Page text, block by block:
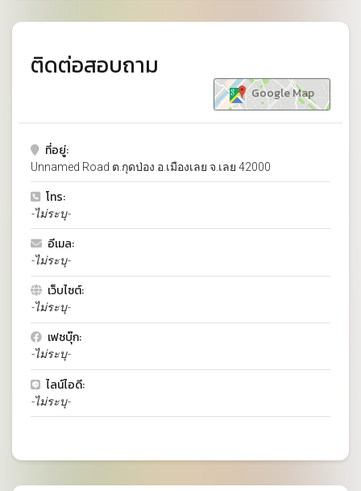
ติดต่อสอบถาม
Google Map
ที่อยู่:
Unnamed Road ต.กุดป่อง อ.เมืองเลย จ.เลย 42000
โทร:
-ไม่ระบุ-
อีเมล:
-ไม่ระบุ-
เว็บไซต์:
-ไม่ระบุ-
เฟซบุ๊ก:
-ไม่ระบุ-
ไลน์ไอดี:
-ไม่ระบุ-